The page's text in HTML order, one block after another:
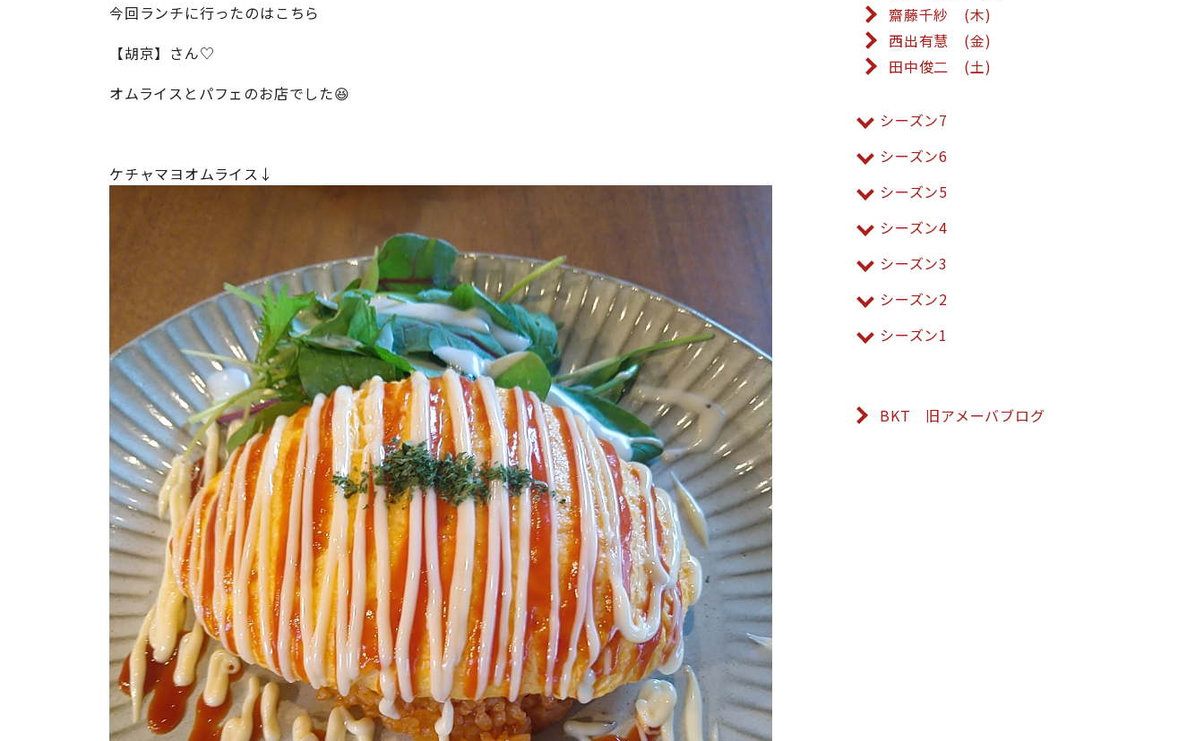
今回ランチに行ったのはこちら
【胡京】さん♡
オムライスとパフェのお店でした😆
ケチャマヨオムライス↓
齋藤千紗 (木)
西出有慧 (金)
田中俊二 (土)
シーズン7
シーズン6
シーズン5
シーズン4
シーズン3
シーズン2
シーズン1
BKT 旧アメーバブログ